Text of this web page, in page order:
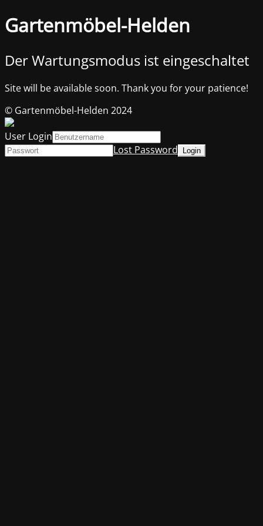
Gartenmöbel-Helden
Der Wartungsmodus ist eingeschaltet
Site will be available soon. Thank you for your patience!
© Gartenmöbel-Helden 2024
User Login
Lost Password